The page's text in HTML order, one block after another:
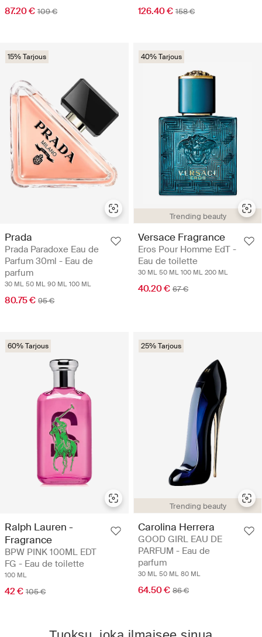
87.20 € 109 € 126.40 € 158 €
15% Tarjous
Prada
Prada Paradoxe Eau de
Parfum 30ml - Eau de
parfum
30 ML 50 ML 90 ML 100 ML
80.75 € 95 €
Trending beauty
40% Tarjous
Versace Fragrance
Eros Pour Homme EdT -
Eau de toilette
30 ML 50 ML 100 ML 200 ML
40.20 € 67 €
60% Tarjous
Ralph Lauren -
Fragrance
BPW PINK 100ML EDT
FG - Eau de toilette
100 ML
42 € 105 €
Trending beauty
25% Tarjous
Carolina Herrera
GOOD GIRL EAU DE
PARFUM - Eau de
parfum
30 ML 50 ML 80 ML
64.50 € 86 €